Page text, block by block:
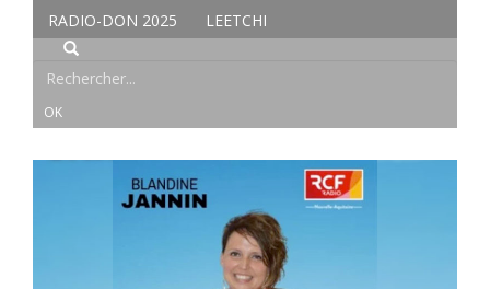
RADIO-DON 2025
LEETCHI